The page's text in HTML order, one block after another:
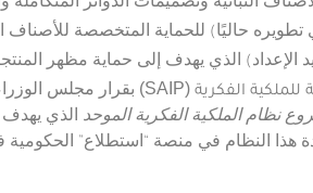
النباتية وتصميمات الدوائر
حاليًا) للحماية المتخصصة للأصناف
الإعداد) الذي يهدف إلى حماية مظهر
للملكية الفكرية (SAIP)
نظام الملكية الفكرية الموحد الذي يهدف